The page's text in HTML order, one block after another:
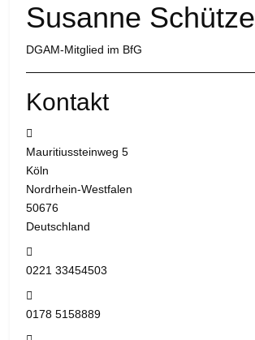
Susanne Schütze
DGAM-Mitglied im BfG
Kontakt
Mauritiussteinweg 5
Köln
Nordrhein-Westfalen
50676
Deutschland
0221 33454503
0178 5158889